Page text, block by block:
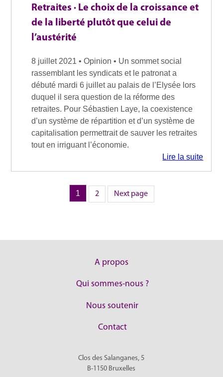
Retraites · Le choix de la croissance et
de la liberté plutôt que celui de
l’austérité
8 juillet 2021 • Opinion • Un sommet social
rassemblant les syndicats et le patronat a
débuté mardi 6 juillet au palais de l’Elysée lors
duquel il sera question de la réforme des
retraites. Pour Sébastien Laye, la coexistence
d’un système de répartition et d’un système de
capitalisation permettrait de sauver les retraites
tout en irriguant l’économie.
Lire la suite
Page
1 Page
2 Next page
A propos
Qui sommes-nous ?
Nous soutenir
Contact
Clos des Salanganes, 5
B-1150 Bruxelles